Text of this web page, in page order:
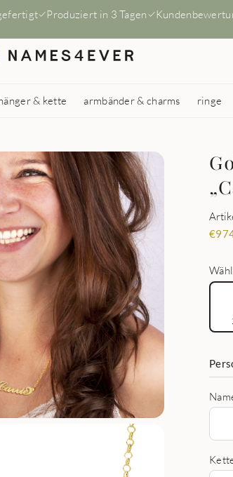
Produziert in 3 Tagen
& kette armbänder & charms ringe
€